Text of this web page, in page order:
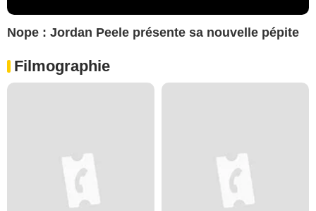
Nope : Jordan Peele présente sa nouvelle pépite
Filmographie